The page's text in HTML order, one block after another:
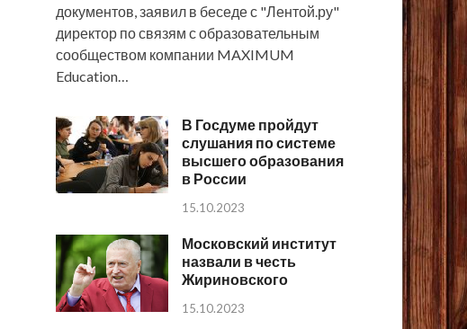
документов, заявил в беседе с "Лентой.ру"
директор по связям с образовательным
сообществом компании MAXIMUM
Education…
В Госдуме пройдут
слушания по системе
высшего образования
в России
15.10.2023
Московский институт
назвали в честь
Жириновского
15.10.2023